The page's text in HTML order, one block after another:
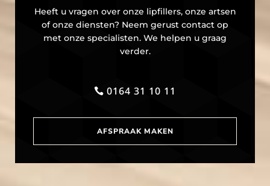
Heeft u vragen over onze lipfillers, onze artsen
of onze diensten? Neem gerust contact op
met onze specialisten. We helpen u graag
verder.
0164 31 10 11
AFSPRAAK MAKEN